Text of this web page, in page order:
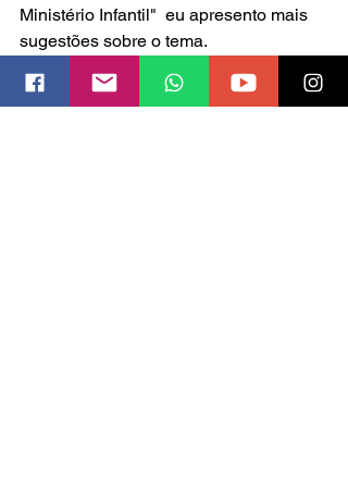
Ministério Infantil"  eu apresento mais
sugestões sobre o tema.